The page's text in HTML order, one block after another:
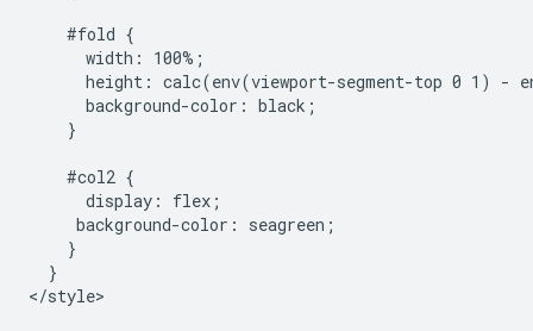
    #fold {
      width: 100%;
height: calc(env(viewport-segment-top 0 1) -
      background-color: black;
    }
    #col2 {
      display: flex;
     background-color: seagreen;
    }
  }
</style>